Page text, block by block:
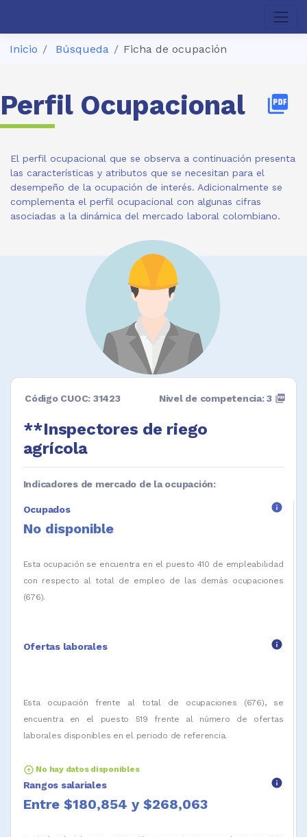
Inicio Búsqueda Ficha de ocupación
Perfil Ocupacional picture_as_pdf
El perfil ocupacional que se observa a continuación presenta
las características y atributos que se necesitan para el
desempeño de la ocupación de interés. Adicionalmente se
complementa el perfil ocupacional con algunas cifras
asociadas a la dinámica del mercado laboral colombiano.
Código CUOC: 31423
**Inspectores de riego
agrícola
Nivel de competencia: 3 picture_as_pdf
Indicadores de mercado de la ocupación:
Ocupados info
No disponible
Esta ocupación se encuentra en el puesto 410 de empleabilidad
con respecto al total de empleo de las demás ocupaciones
(676).
Ofertas laborales info
Esta ocupación frente al total de ocupaciones (676), se
encuentra en el puesto 519 frente al número de ofertas
laborales disponibles en el periodo de referencia.
arrow_circle_up No hay datos disponibles
Rangos salariales info
Entre $180,854 y $268,063